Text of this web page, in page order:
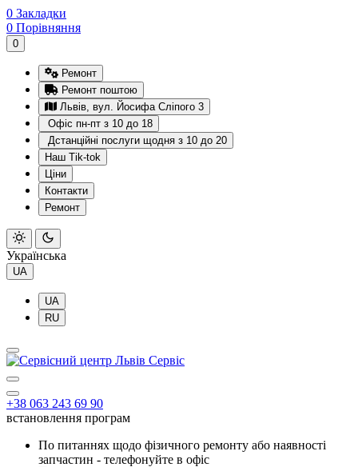
0 Закладки
0 Порівняння
0
Ремонт
Ремонт поштою
Львів, вул. Йосифа Сліпого 3
Офіс пн-пт з 10 до 18
Дстанційні послуги щодня з 10 до 20
Наш Tik-tok
Ціни
Контакти
Ремонт
Українська
UA
UA
RU
+38 063 243 69 90
встановлення програм
По питаннях щодо фізичного ремонту або наявності
запчастин - телефонуйте в офіс